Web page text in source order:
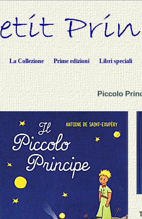
La Collezione Prime edizioni Libri speciali
Piccolo